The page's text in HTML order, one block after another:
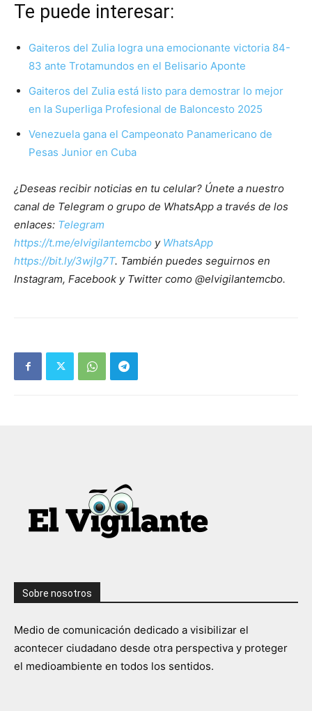
Te puede interesar:
Gaiteros del Zulia logra una emocionante victoria 84-
83 ante Trotamundos en el Belisario Aponte
Gaiteros del Zulia está listo para demostrar lo mejor
en la Superliga Profesional de Baloncesto 2025
Venezuela gana el Campeonato Panamericano de
Pesas Junior en Cuba
¿Deseas recibir noticias en tu celular? Únete a nuestro
canal de Telegram o grupo de WhatsApp a través de los
enlaces: Telegram
https://t.me/elvigilantemcbo y WhatsApp
https://bit.ly/3wjIg7T. También puedes seguirnos en
Instagram, Facebook y Twitter como @elvigilantemcbo.
Sobre nosotros
Medio de comunicación dedicado a visibilizar el
acontecer ciudadano desde otra perspectiva y proteger
el medioambiente en todos los sentidos.